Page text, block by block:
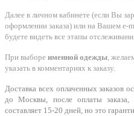
Далее в личном кабинете (если Вы
оформлении заказа) или на Вашем e-
будете видеть все этапы
При выборе именной одежды,
указать в комментариях к заказу.
Доставка всех оплаченных заказов
до Москвы, после оплаты
составляет 15-20 дней, но это